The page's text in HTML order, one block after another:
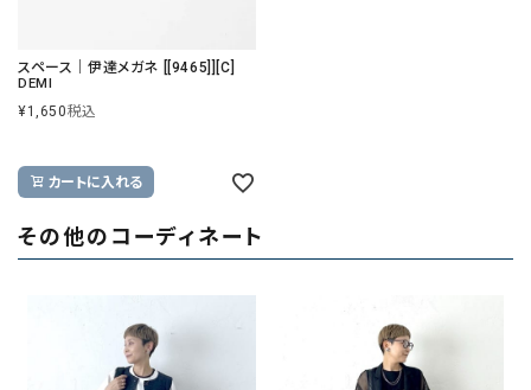
スペース｜伊達メガネ [[9465]][C]
DEMI
¥1,650税込
カートに入れる
その他のコーディネート